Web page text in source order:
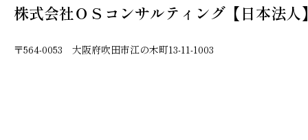
株式会社ＯＳコンサルティング【日本法人
〒564-0053 大阪府吹田市江の木町13-11-1003